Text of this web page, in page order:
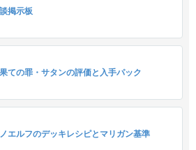
掲示板
ての罪・サタンの評価と入手パック
エルフのデッキレシピとマリガン基準